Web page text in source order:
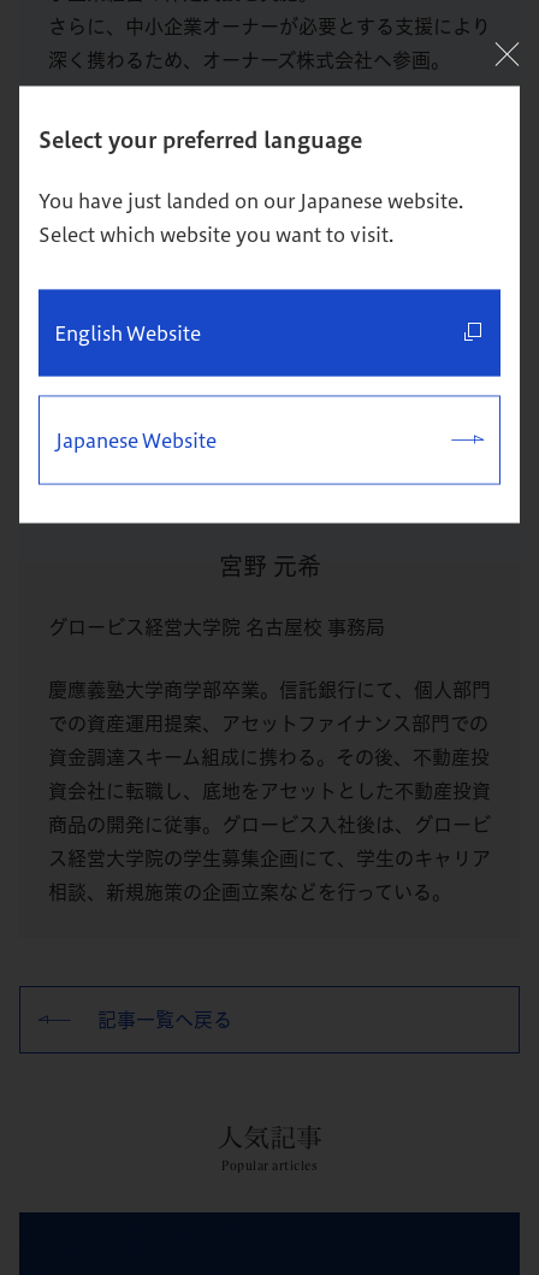
Select your preferred language
You have just landed on our Japanese website.
Select which website you want to visit.
English Website
Japanese Website
さらに、中小企業オーナーが必要とする支援により
深く携わるため、オーナーズ株式会社へ参画。
宮野 元希
グロービス経営大学院 名古屋校 事務局
慶應義塾大学商学部卒業。信託銀行にて、個人部門
での資産運用提案、アセットファイナンス部門での
資金調達スキーム組成に携わる。その後、不動産投
資会社に転職し、底地をアセットとした不動産投資
商品の開発に従事。グロービス入社後は、グロービ
ス経営大学院の学生募集企画にて、学生のキャリア
相談、新規施策の企画立案などを行っている。
記事一覧へ戻る
人気記事
Popular articles